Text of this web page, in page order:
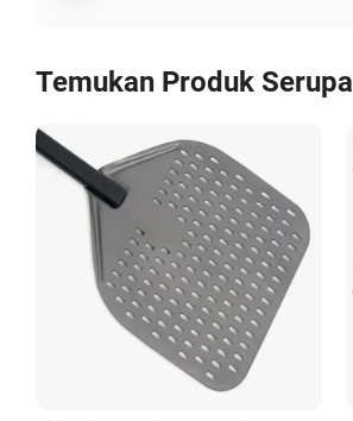
Temukan Produk Serupa